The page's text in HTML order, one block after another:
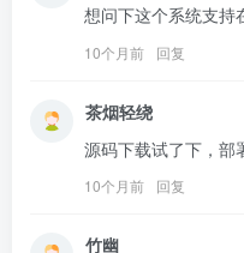
想问下这个系统支持
10个月前 回复
茶烟轻绕
源码下载试了下，部
10个月前 回复
竹幽